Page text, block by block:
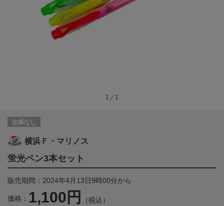
1／1
在庫なし
横浜Ｆ・マリノス
蛍光ペン3本セット
販売期間：2024年4月13日9時00分から
価格： 1,100円 （税込）